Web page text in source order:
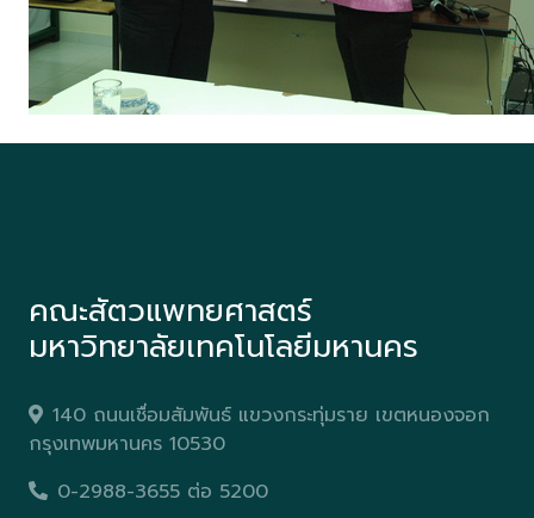
คณะสัตวแพทยศาสตร์
มหาวิทยาลัยเทคโนโลยีมหานคร
140 ถนนเชื่อมสัมพันธ์ แขวงกระทุ่มราย เขตหนองจอก
กรุงเทพมหานคร 10530
0-2988-3655 ต่อ 5200